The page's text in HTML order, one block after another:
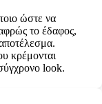
ώστε να
το έδαφος,
κρέμονται
look.